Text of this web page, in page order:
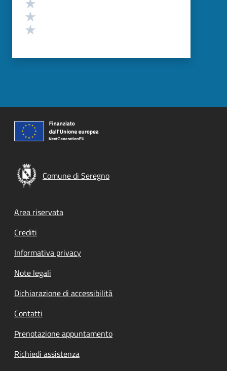
Comune di Seregno
Footer menu
Area riservata
Crediti
Informativa privacy
Note legali
Dichiarazione di accessibilità
Contatti
Prenotazione appuntamento
Richiedi assistenza